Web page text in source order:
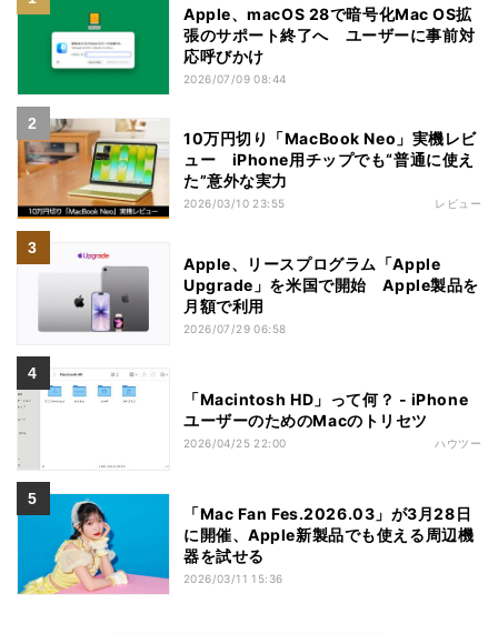
Apple、macOS 28で暗号化Mac OS拡
張のサポート終了へ ユーザーに事前対
応呼びかけ
2026/07/09 08:44
10万円切り「MacBook Neo」実機レビ
ュー iPhone用チップでも“普通に使え
た”意外な実力
2026/03/10 23:55 レビュー
Apple、リースプログラム「Apple
Upgrade」を米国で開始 Apple製品を
月額で利用
2026/07/29 06:58
「Macintosh HD」って何？ - iPhone
ユーザーのためのMacのトリセツ
2026/04/25 22:00 ハウツー
「Mac Fan Fes.2026.03」が3月28日
に開催、Apple新製品でも使える周辺機
器を試せる
2026/03/11 15:36